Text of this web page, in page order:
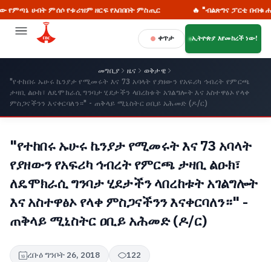
ምሰሶ የቱሪዝም ዘርፍ የአበበበት ምስጢር 🔥 "ብልጽግና ፓርቲ በብቁ ሐሳብ እና
ቀጥታ ኢትዮጵያ እየመከረች ነው!
መግቢያ ዜና
ወቅታዊ
"የተከበሩ ኡሁሩ ኬንያታ የሚመሩት እና 73 አባላት የያዘውን የአፍሪካ ኅብረት የምርጫ
ታዛቢ ልዑክ፣ ለዴሞክራሲ ግንባታ ሂደታችን ላበረከቱት አገልግሎት እና አስተዋፅኦ የላቀ
ምስጋናችንን እናቀርባለን።" - ጠቅላይ ሚኒስትር ዐቢይ አሕመድ (ዶ/ር)
"የተከበሩ ኡሁሩ ኬንያታ የሚመሩት እና 73 አባላት
የያዘውን የአፍሪካ ኅብረት የምርጫ ታዛቢ ልዑክ፣
ለዴሞክራሲ ግንባታ ሂደታችን ላበረከቱት አገልግሎት
እና አስተዋፅኦ የላቀ ምስጋናችንን እናቀርባለን።" -
ጠቅላይ ሚኒስትር ዐቢይ አሕመድ (ዶ/ር)
ረቡዕ ግንቦት 26, 2018 122